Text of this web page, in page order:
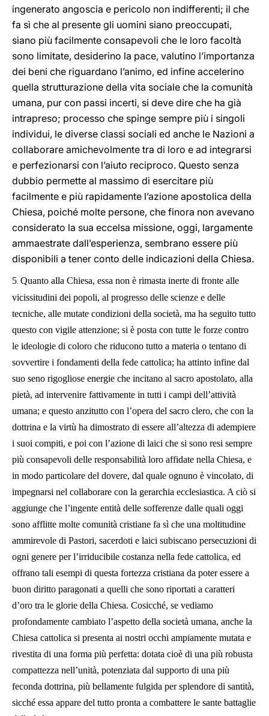
ingenerato angoscia e pericolo non indifferenti; il che
fa sì che al presente gli uomini siano preoccupati,
siano più facilmente consapevoli che le loro facoltà
sono limitate, desiderino la pace, valutino l’importanza
dei beni che riguardano l’animo, ed infine accelerino
quella strutturazione della vita sociale che la comunità
umana, pur con passi incerti, si deve dire che ha già
intrapreso; processo che spinge sempre più i singoli
individui, le diverse classi sociali ed anche le Nazioni a
collaborare amichevolmente tra di loro e ad integrarsi
e perfezionarsi con l’aiuto reciproco. Questo senza
dubbio permette al massimo di esercitare più
facilmente e più rapidamente l’azione apostolica della
Chiesa, poiché molte persone, che finora non avevano
considerato la sua eccelsa missione, oggi, largamente
ammaestrate dall’esperienza, sembrano essere più
disponibili a tener conto delle indicazioni della Chiesa.
5. Quanto alla Chiesa, essa non è rimasta inerte di fronte alle
vicissitudini dei popoli, al progresso delle scienze e delle
tecniche, alle mutate condizioni della società, ma ha seguito tutto
questo con vigile attenzione; si è posta con tutte le forze contro
le ideologie di coloro che riducono tutto a materia o tentano di
sovvertire i fondamenti della fede cattolica; ha attinto infine dal
suo seno rigogliose energie che incitano al sacro apostolato, alla
pietà, ad intervenire fattivamente in tutti i campi dell’attività
umana; e questo anzitutto con l’opera del sacro clero, che con la
dottrina e la virtù ha dimostrato di essere all’altezza di adempiere
i suoi compiti, e poi con l’azione di laici che si sono resi sempre
più consapevoli delle responsabilità loro affidate nella Chiesa, e
in modo particolare del dovere, dal quale ognuno è vincolato, di
impegnarsi nel collaborare con la gerarchia ecclesiastica. A ciò si
aggiunge che l’ingente entità delle sofferenze dalle quali oggi
sono afflitte molte comunità cristiane fa sì che una moltitudine
ammirevole di Pastori, sacerdoti e laici subiscano persecuzioni di
ogni genere per l’irriducibile costanza nella fede cattolica, ed
offrano tali esempi di questa fortezza cristiana da poter essere a
buon diritto paragonati a quelli che sono riportati a caratteri
d’oro tra le glorie della Chiesa. Cosicché, se vediamo
profondamente cambiato l’aspetto della società umana, anche la
Chiesa cattolica si presenta ai nostri occhi ampiamente mutata e
rivestita di una forma più perfetta: dotata cioè di una più robusta
compattezza nell’unità, potenziata dal supporto di una più
feconda dottrina, più bellamente fulgida per splendore di santità,
sicché essa appare del tutto pronta a combattere le sante battaglie